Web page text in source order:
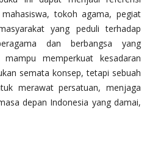
tokoh agama, pegiat
yang peduli terhadap
dan berbangsa yang
memperkuat kesadaran
semata konsep, tetapi sebuah
merawat persatuan, menjaga
depan Indonesia yang damai,